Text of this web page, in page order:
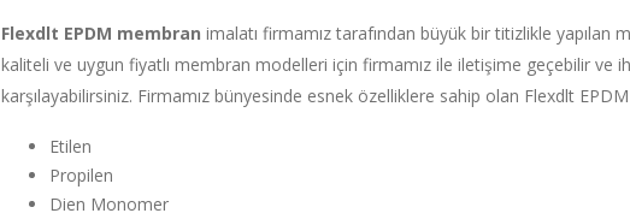
Flexdlt EPDM membran imalatı firmamız tarafından büyük bir titizlikle yapılan
kaliteli ve uygun fiyatlı membran modelleri için firmamız ile iletişime geçebilir ve
karşılayabilirsiniz. Firmamız bünyesinde esnek özelliklere sahip olan Flexdlt
Etilen
Propilen
Dien Monomer